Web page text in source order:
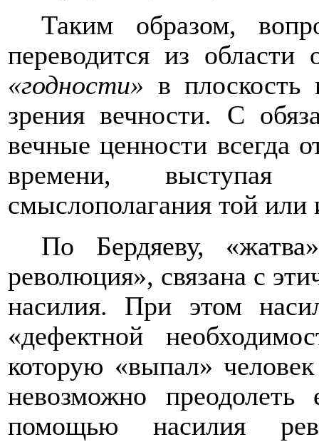
Таким образом,
переводится из
«годности» в плоскость
зрения вечности. С
вечные ценности всегда
времени, выступая
смыслополагания той
По Бердяеву,
революция», связана с
насилия. При этом
«дефектной
которую «выпал»
невозможно
помощью насилия